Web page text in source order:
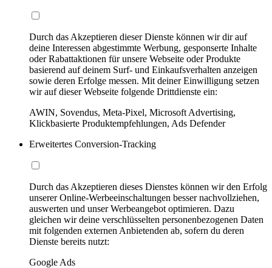
Durch das Akzeptieren dieser Dienste können wir dir auf
deine Interessen abgestimmte Werbung, gesponserte Inhalte
oder Rabattaktionen für unsere Webseite oder Produkte
basierend auf deinem Surf- und Einkaufsverhalten anzeigen
sowie deren Erfolge messen. Mit deiner Einwilligung setzen
wir auf dieser Webseite folgende Drittdienste ein:
AWIN, Sovendus, Meta-Pixel, Microsoft Advertising,
Klickbasierte Produktempfehlungen, Ads Defender
Erweitertes Conversion-Tracking
Durch das Akzeptieren dieses Dienstes können wir den Erfolg
unserer Online-Werbeeinschaltungen besser nachvollziehen,
auswerten und unser Werbeangebot optimieren. Dazu
gleichen wir deine verschlüsselten personenbezogenen Daten
mit folgenden externen Anbietenden ab, sofern du deren
Dienste bereits nutzt:
Google Ads